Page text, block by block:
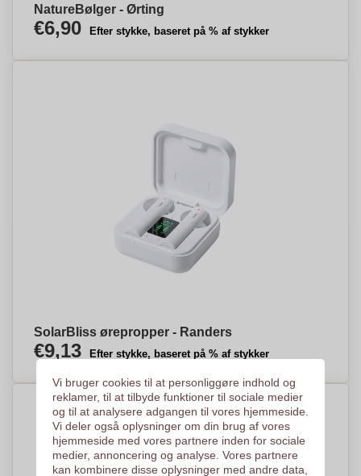
NatureBølger - Ørting
€6,90 Efter stykke, baseret på % af stykker
SolarBliss ørepropper - Randers
€9,13 Efter stykke, baseret på % af stykker
Vi bruger cookies til at personliggøre indhold og
reklamer, til at tilbyde funktioner til sociale medier
og til at analysere adgangen til vores hjemmeside.
Vi deler også oplysninger om din brug af vores
hjemmeside med vores partnere inden for sociale
medier, annoncering og analyse. Vores partnere
kan kombinere disse oplysninger med andre data,